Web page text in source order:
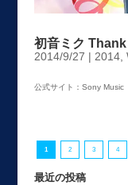
初音ミク
2014/9/27 | 2014,
公式サイト：Sony Music
1 2 3 4
最近の投稿